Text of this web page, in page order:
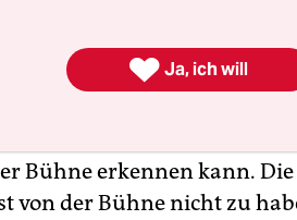
die Kunst unversehens zu
Klängen der von Gatti
Bühne erkennen kann.
von der Bühne nicht zu
 Ja, ich will